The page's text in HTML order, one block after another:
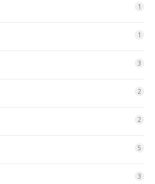
1
1
3
2
2
5
3